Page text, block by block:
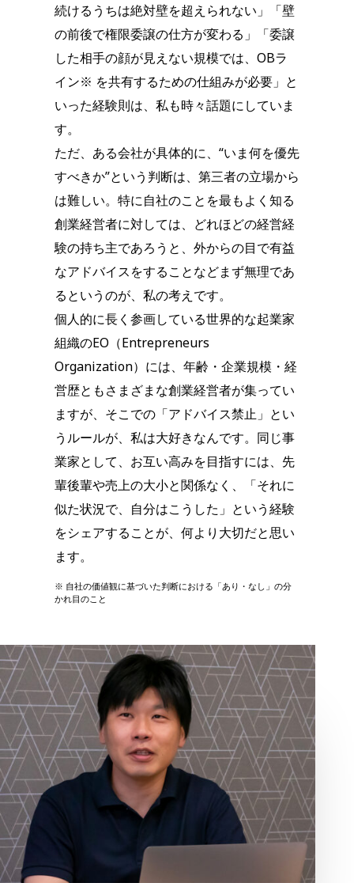
続けるうちは絶対壁を超えられない」「壁
の前後で権限委譲の仕方が変わる」「委譲
した相手の顔が見えない規模では、OBラ
イン※ を共有するための仕組みが必要」と
いった経験則は、私も時々話題にしていま
す。
ただ、ある会社が具体的に、“いま何を優先
すべきか”という判断は、第三者の立場から
は難しい。特に自社のことを最もよく知る
創業経営者に対しては、どれほどの経営経
験の持ち主であろうと、外からの目で有益
なアドバイスをすることなどまず無理であ
るというのが、私の考えです。
個人的に長く参画している世界的な起業家
組織のEO（Entrepreneurs
Organization）には、年齢・企業規模・経
営歴ともさまざまな創業経営者が集ってい
ますが、そこでの「アドバイス禁止」とい
うルールが、私は大好きなんです。同じ事
業家として、お互い高みを目指すには、先
輩後輩や売上の大小と関係なく、「それに
似た状況で、自分はこうした」という経験
をシェアすることが、何より大切だと思い
ます。
※ 自社の価値観に基づいた判断における「あり・なし」の分
かれ目のこと